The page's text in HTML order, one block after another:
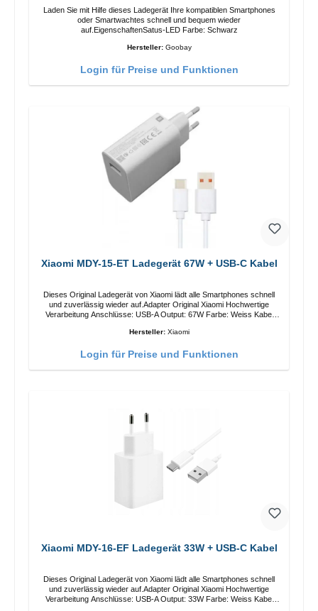
Laden Sie mit Hilfe dieses Ladegerät Ihre kompatiblen Smartphones
oder Smartwachtes schnell und bequem wieder
auf.EigenschaftenSatus-LED Farbe: Schwarz
Hersteller: Goobay
Login für Preise und Funktionen
Xiaomi MDY-15-ET Ladegerät 67W + USB-C Kabel
Dieses Original Ladegerät von Xiaomi lädt alle Smartphones schnell
und zuverlässig wieder auf.Adapter Original Xiaomi Hochwertige
Verarbeitung Anschlüsse: USB-A Output: 67W Farbe: Weiss Kabel
Hersteller: Xiaomi
Login für Preise und Funktionen
Xiaomi MDY-16-EF Ladegerät 33W + USB-C Kabel
Dieses Original Ladegerät von Xiaomi lädt alle Smartphones schnell
und zuverlässig wieder auf.Adapter Original Xiaomi Hochwertige
Verarbeitung Anschlüsse: USB-A Output: 33W Farbe: Weiss Kabel